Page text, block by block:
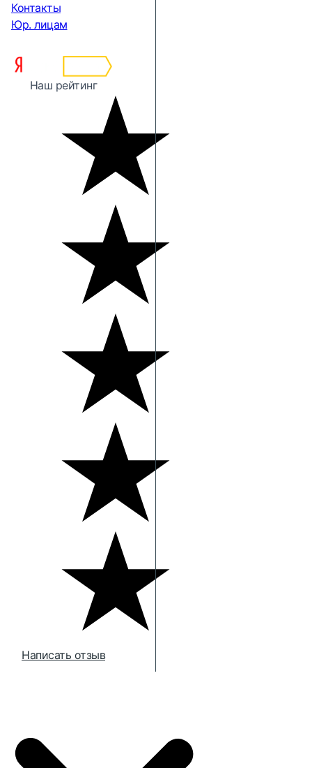
Контакты
Юр. лицам
Наш рейтинг
Написать отзыв